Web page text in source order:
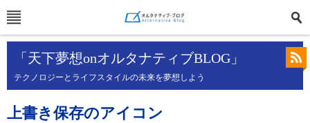
「天下夢想onオルタナティブBLOG」
テクノロジーとライフスタイルの未来を夢想しよう
上書き保存のアイコン